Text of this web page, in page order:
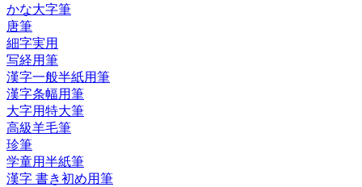
かな大字筆
唐筆
細字実用
写経用筆
漢字一般半紙用筆
漢字条幅用筆
大字用特大筆
高級羊毛筆
珍筆
学童用半紙筆
漢字 書き初め用筆